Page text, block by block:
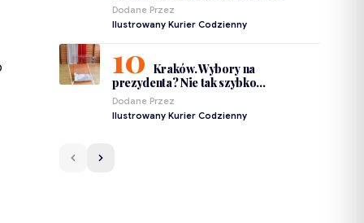
Dodane Przez
Ilustrowany Kurier Codzienny
Kraków. Wybory na
prezydenta? Nie tak szybko…
Dodane Przez
Ilustrowany Kurier Codzienny